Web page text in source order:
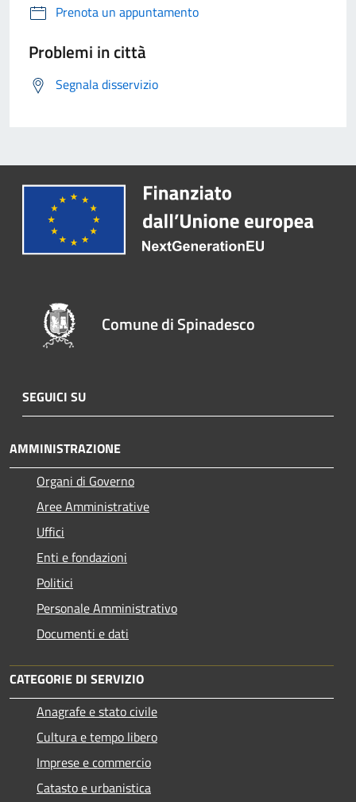
Prenota un appuntamento
Problemi in città
Segnala disservizio
Comune di Spinadesco
SEGUICI SU
AMMINISTRAZIONE
Organi di Governo
Aree Amministrative
Uffici
Enti e fondazioni
Politici
Personale Amministrativo
Documenti e dati
CATEGORIE DI SERVIZIO
Anagrafe e stato civile
Cultura e tempo libero
Imprese e commercio
Catasto e urbanistica